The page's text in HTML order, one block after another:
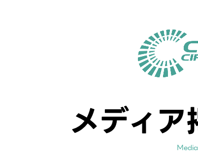
メディ
Media